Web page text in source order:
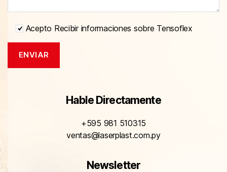
Acepto Recibir informaciones sobre Tensoflex
Hable Directamente
+595 981 510315
ventas@laserplast.com.py
Newsletter